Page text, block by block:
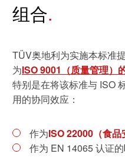
电子电气服务
车辆
组合
TÜV奥地利为实施本标准
为ISO 9001（质量管理）
特别是在将该标准与 ISO
用的协同效应：
作为ISO 22000（食品
作为 EN 14065 认证的